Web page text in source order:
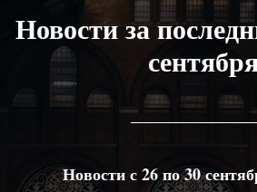
Новости за
Новости с 26 по 30